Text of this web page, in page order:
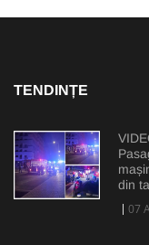
TENDINȚE
din
07